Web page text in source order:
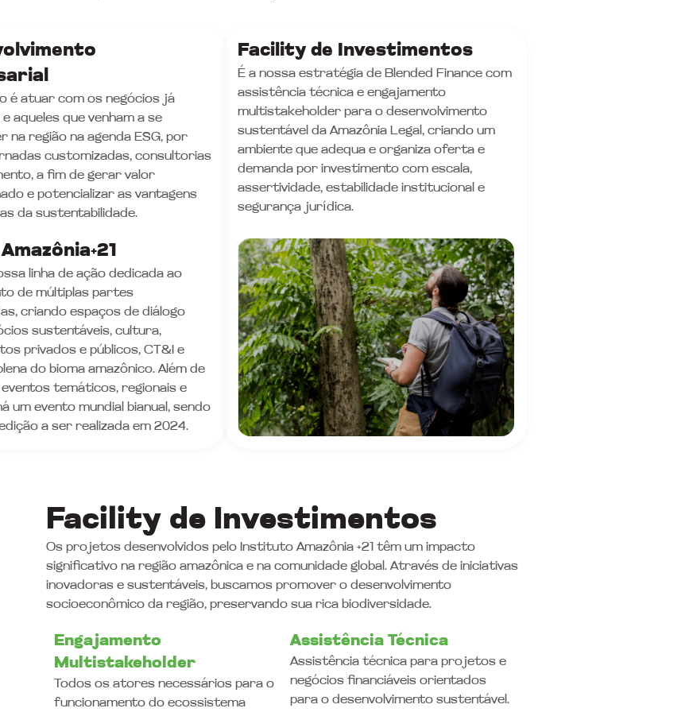
é atuar com os negócios já
aqueles que venham a se
na região na agenda ESG, por
customizadas, consultorias
a fim de gerar valor
e potencializar as vantagens
da sustentabilidade.
linha de ação dedicada ao
de múltiplas partes
criando espaços de diálogo
sustentáveis, cultura,
privados e públicos, CT&I e
do bioma amazônico. Além de
temáticos, regionais e
um evento mundial bianual, sendo
a ser realizada em 2024.
Facility de Investimentos
É a nossa estratégia de Blended Finance com
assistência técnica e engajamento
multistakeholder para o desenvolvimento
sustentável da Amazônia Legal, criando um
ambiente que adequa e organiza oferta e
demanda por investimento com escala,
assertividade, estabilidade institucional e
segurança jurídica.
Facility de Investimentos​
Os projetos desenvolvidos pelo Instituto Amazônia +21 têm um impacto
significativo na região amazônica e na comunidade global. Através de iniciativas
inovadoras e sustentáveis, buscamos promover o desenvolvimento
socioeconômico da região, preservando sua rica biodiversidade.
Engajamento
Multistakeholder
Todos os atores necessários para o
funcionamento do ecossistema
Assistência Técnica
Assistência técnica para projetos e
negócios financiáveis orientados
para o desenvolvimento sustentável.